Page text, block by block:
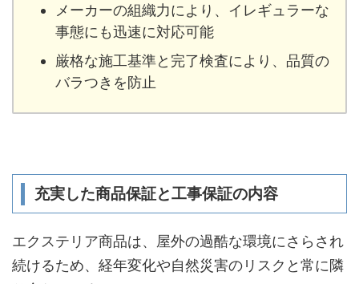
メーカーの組織力により、イレギュラーな
事態にも迅速に対応可能
厳格な施工基準と完了検査により、品質の
バラつきを防止
充実した商品保証と工事保証の内容
エクステリア商品は、屋外の過酷な環境にさらされ
続けるため、経年変化や自然災害のリスクと常に隣